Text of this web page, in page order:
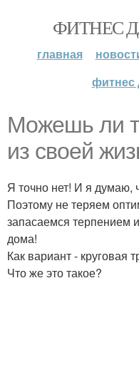
ФИТНЕС
главная
фитнес
Можешь ли
из своей
Я точно нет! И я думаю,
Поэтому не теряем
запасаемся терпением
дома!
Как вариант - круговая
Что же это такое?